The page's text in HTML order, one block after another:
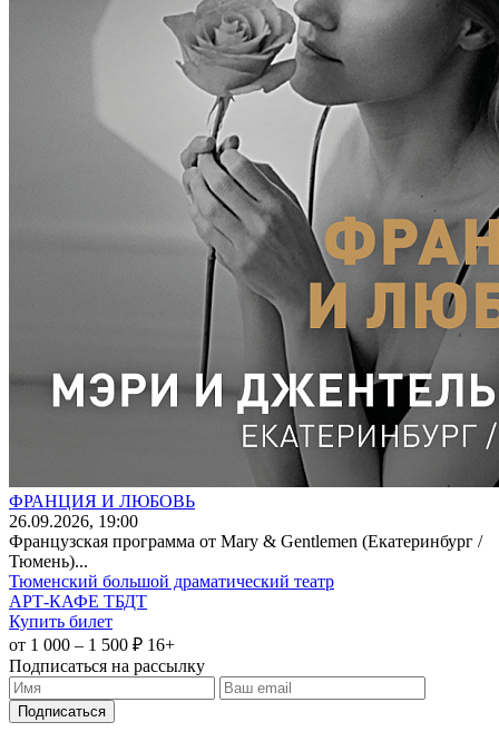
ФРАНЦИЯ И ЛЮБОВЬ
26.09.2026, 19:00
Французская программа от Mary & Gentlemen (Екатеринбург /
Тюмень)...
Тюменский большой драматический театр
АРТ-КАФЕ ТБДТ
Купить билет
от 1 000 – 1 500 ₽ 16+
Подписаться на рассылку